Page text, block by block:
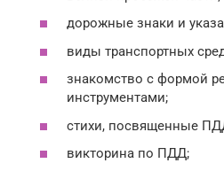
дорожные знаки и
виды транспортных
знакомство с формой
инструментами;
стихи, посвященные
викторина по ПДД;